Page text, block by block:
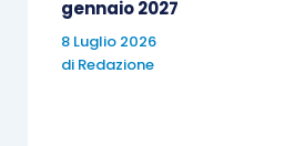
gennaio 2027
8 Luglio 2026
di Redazione